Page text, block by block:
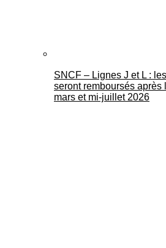
SNCF – Lignes J et L :
seront remboursés après
mars et mi-juillet 2026